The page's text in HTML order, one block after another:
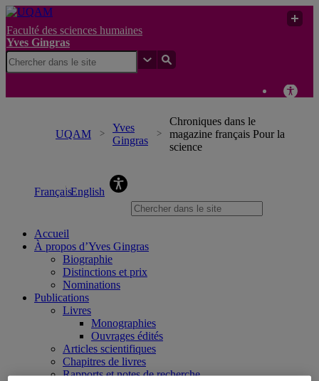
Faculté des sciences humaines
Yves Gingras
UQAM
Yves
Gingras
Chroniques dans le
magazine français Pour la
science
FrançaisEnglish
Accueil
À propos d’Yves Gingras
Biographie
Distinctions et prix
Nominations
Publications
Livres
Monographies
Ouvrages édités
Articles scientifiques
Chapitres de livres
Rapports et notes de recherche